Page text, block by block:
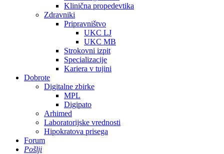
Klinična propedevtika
Zdravniki
Pripravništvo
UKC LJ
UKC MB
Strokovni izpit
Specializacije
Kariera v tujini
Dobrote
Digitalne zbirke
MPL
Digipato
Arhimed
Laboratorijske vrednosti
Hipokratova prisega
Forum
Pošlji